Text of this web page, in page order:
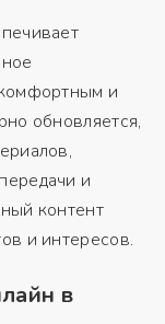
и
обновляется,
и
контент
и интересов.
в